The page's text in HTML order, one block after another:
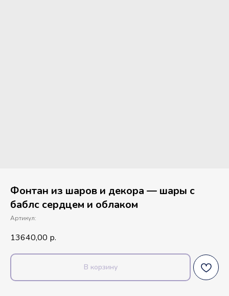
Фонтан из шаров и декора — шары с
баблс сердцем и облаком
Артикул:
13640,00 р.
В корзину